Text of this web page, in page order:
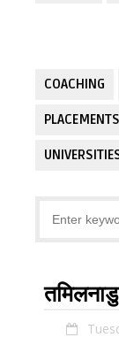
COACHING
PLACEMENTS